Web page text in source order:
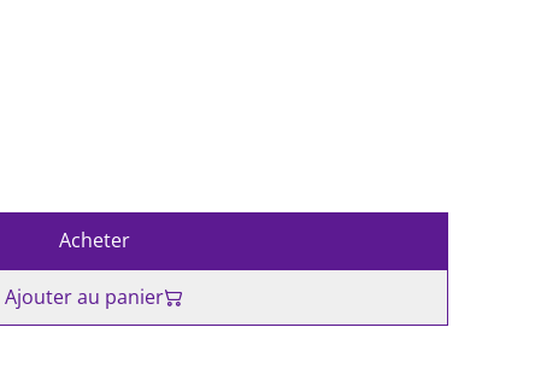
Acheter
Ajouter au panier